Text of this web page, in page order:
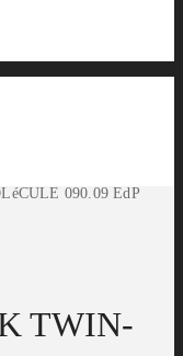
090.09 EdP
TWIN-